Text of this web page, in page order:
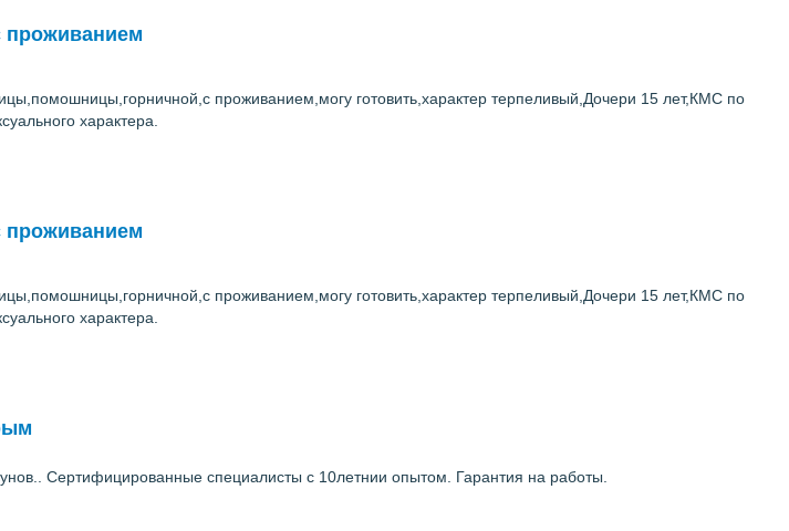
проживанием,могу готовить,характер терпеливый,Дочери 15 лет,КМС по
характера.
проживанием,могу готовить,характер терпеливый,Дочери 15 лет,КМС по
характера.
Сертифицированные специалисты с 10летнии опытом. Гарантия на работы.